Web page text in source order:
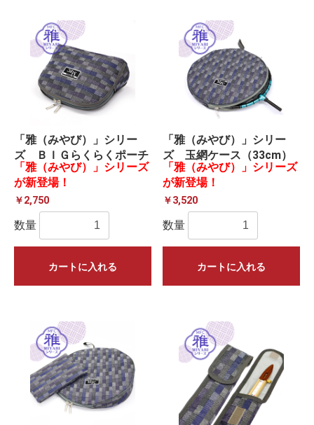
「雅（みやび）」シリー
ズ ＢＩＧらくらくポーチ
「雅（みやび）」シリーズ
が新登場！
￥2,750
数量
カートに入れる
「雅（みやび）」シリー
ズ 玉網ケース（33cm）
「雅（みやび）」シリーズ
が新登場！
￥3,520
数量
カートに入れる